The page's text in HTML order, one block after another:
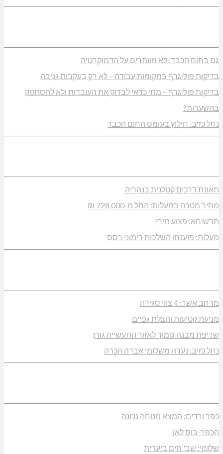
גם בחום הכבד: לא מוותרים על הדמוקרטיה
בדיקות פוליגרף במקומות עבודה – לא רק בעקבות גניבה
בדיקות פוליגרף – מתי כדאי לבדוק את העובדות ולא להסתפק
בהשערות?
נחל כזיב: חילוץ בעומס החום הכבד
תאונת דרכים קטלנית בנהריה
מחיר מטרה במעלות: החל מ-728,000 ₪
תרשיחא: פצוע מירי
מעלות: פוענחו השלכות רימוני רסס
מרחב אשר: 4 צווי סגירה
מניעת קטיעות והצלת גפיים
שריפת מבנה סמוך לאזור התעשייה גורן
נחל כזיב: נערה משלומי אבדה הכרה
כפר ורדים: המצא מנוחה נכונה
הכפר-בוס לאן
שלומי: שב"חים ביערית